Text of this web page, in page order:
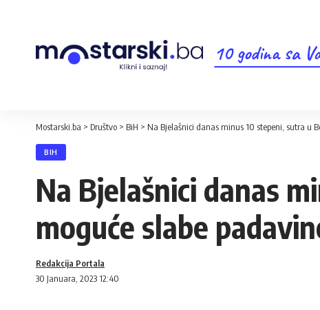
10 godina sa
Mostarski.ba > Društvo > BiH > Na Bjelašnici danas minus 10 stepeni, sutra u
BIH
Na Bjelašnici danas
moguće slabe
30 Januara, 2023 12:40
Redakcija Portala